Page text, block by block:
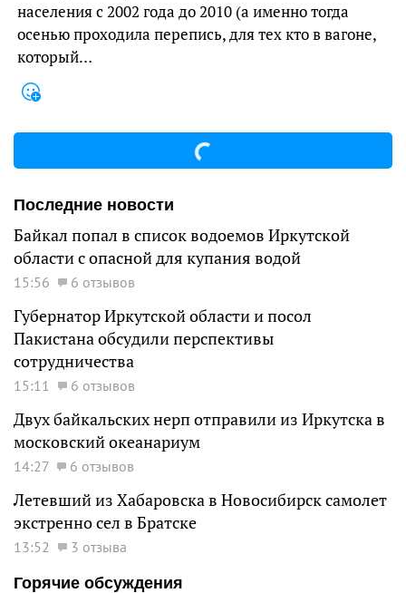
населения с 2002 года до 2010 (а именно тогда
осенью проходила перепись, для тех кто в вагоне,
который…
Последние новости
Байкал попал в список водоемов Иркутской
области с опасной для купания водой
15:56 6 отзывов
Губернатор Иркутской области и посол
Пакистана обсудили перспективы
сотрудничества
15:11 6 отзывов
Двух байкальских нерп отправили из Иркутска в
московский океанариум
14:27 6 отзывов
Летевший из Хабаровска в Новосибирск самолет
экстренно сел в Братске
13:52
3 отзыва
Горячие обсуждения